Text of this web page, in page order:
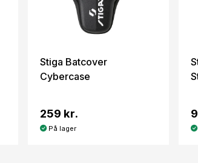
Stiga Batcover
Cybercase
259 kr.
På lager